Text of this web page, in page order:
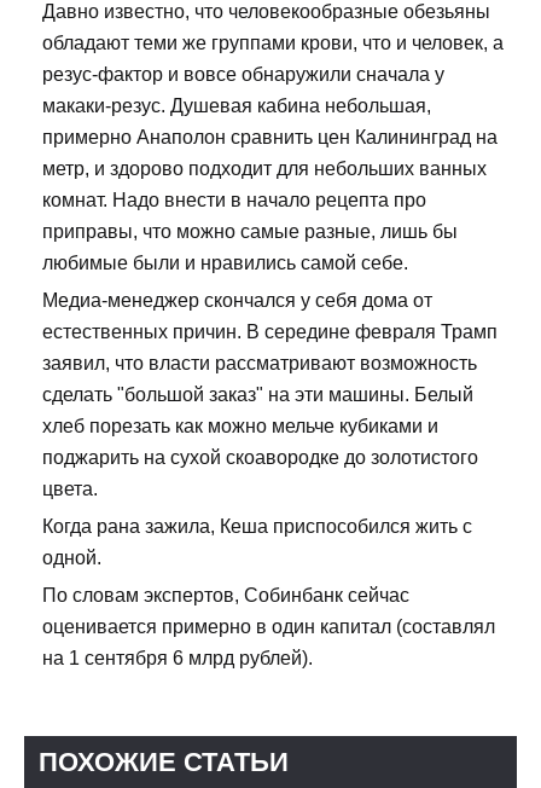
Давно известно, что человекообразные обезьяны
обладают теми же группами крови, что и человек, а
резус-фактор и вовсе обнаружили сначала у
макаки-резус. Душевая кабина небольшая,
примерно Анаполон сравнить цен Калининград на
метр, и здорово подходит для небольших ванных
комнат. Надо внести в начало рецепта про
приправы, что можно самые разные, лишь бы
любимые были и нравились самой себе.
Медиа-менеджер скончался у себя дома от
естественных причин. В середине февраля Трамп
заявил, что власти рассматривают возможность
сделать "большой заказ" на эти машины. Белый
хлеб порезать как можно мельче кубиками и
поджарить на сухой скоавородке до золотистого
цвета.
Когда рана зажила, Кеша приспособился жить с
одной.
По словам экспертов, Собинбанк сейчас
оценивается примерно в один капитал (составлял
на 1 сентября 6 млрд рублей).
ПОХОЖИЕ СТАТЬИ